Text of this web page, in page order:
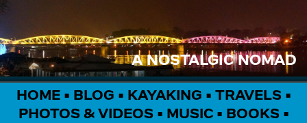
A NOSTALGIC NOMAD
HOME• BLOG • KAYAKING • TRAVELS •
PHOTOS & VIDEOS • MUSIC• BOOKS •